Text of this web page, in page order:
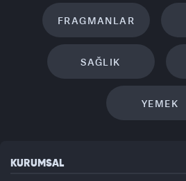
FRAGMANLAR
SAĞLIK
YEMEK
KURUMSAL